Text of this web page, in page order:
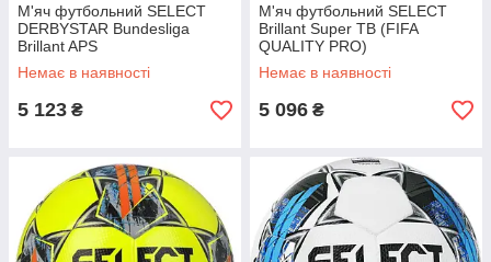
М'яч футбольний SELECT
DERBYSTAR Bundesliga
Brillant APS
Немає в наявності
5 123 ₴
М'яч футбольний SELECT
Brillant Super TB (FIFA
QUALITY PRO)
Немає в наявності
5 096 ₴